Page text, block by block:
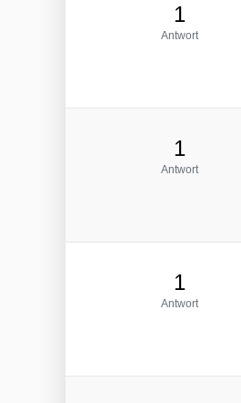
1
Antwort
1
Antwort
1
Antwort